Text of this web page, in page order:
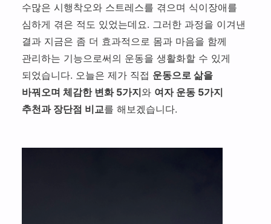
기
강
관
리
법
찾
만
리
하
는
직
장
인
잘 먹기
잘 쉬기
잘 움직이기
커리어 웰니스
수많은 시행착오와 스트레스를 겪으며 식이장애를
심하게 겪은 적도 있었는데요. 그러한 과정을 이겨낸
결과 지금은 좀 더 효과적으로 몸과 마음을 함께
관리하는 기능으로써의 운동을 생활화할 수 있게
되었습니다. 오늘은 제가 직접 운동으로 삶을
바꿔오며 체감한 변화 5가지와 여자 운동 5가지
추천과 장단점 비교를 해보겠습니다.